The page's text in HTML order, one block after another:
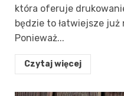
która oferuje
będzie to łatwiejsze już
Ponieważ...
Czytaj więcej